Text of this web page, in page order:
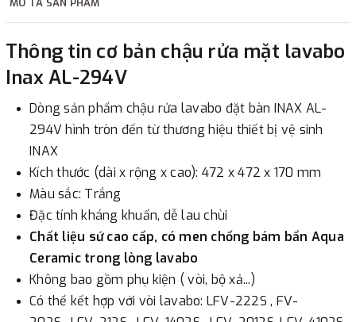
2. Thanh toán trực tiếp tại :
- Showroom Thanh HươngĐịa chỉ : 23 phố Cát Linh,
phường Cát Linh, quận Đống Đa, Hà Nội.
3. Chuyển khoản qua ngân hàng
- Nếu địa điểm giao hàng khác với địa điểm thanh toán
hoặc với những đơn đặt hàng ngoài nội thành Hà Nội.
Chúng tôi sẽ thu tiền trước 100% giá trị hàng + phí vận
chuyển theo cước phí tính trong chính sách vận chuyển
bằng phương thức chuyển khoản trước khi giao hàng.
- Sau khi có thông tin xác thực đã chuyển tiền của quý
khách, chúng tôi sẽ thực hiện đơn hàng theo yêu cầu.
Thông tin cơ bản chậu rửa mặt lavabo
Inax AL-294V
Dòng sản phẩm chậu rửa lavabo đặt bàn INAX AL-
294V hình tròn đến từ thương hiệu thiết bị vệ sinh
INAX
Kích thước (dài x rộng x cao): 472 x 472 x 170 mm
Màu sắc: Trắng
Đặc tính kháng khuẩn, dễ lau chùi
Chất liệu sứ cao cấp, có men chống bám bẩn Aqua
Ceramic trong lòng lavabo
Không bao gồm phụ kiện ( vòi, bộ xả...)
Có thể kết hợp với vòi lavabo: LFV-222S , FV-